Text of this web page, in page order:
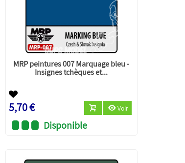
MRP peintures 007 Marquage bleu -
Insignes tchèques et...
5,70 € Voir
Disponible